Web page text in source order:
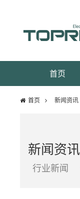
首页
首页 新闻资讯
新闻资讯
行业新闻